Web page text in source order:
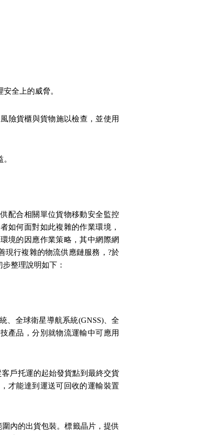
全上的威脅。
險貨櫃與貨物施以檢查，並使用
配合相關單位貨物移動安全監控
如何面對如此複雜的作業環境，
境的因應作業策略，其中網際網
現行複雜的物流供應鏈服務，?於
整理說明如下：
、全球衛星導航系統(GNSS)、全
產品，分別就物流運輸中可應用
客戶托運的起始發貨點到最終交貨
才能達到運送可回收的運輸裝置
內的出貨包裝。標籤晶片，提供